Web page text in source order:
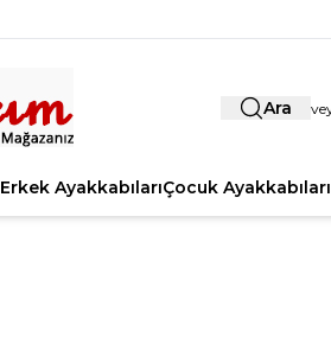
Ara
Erkek AyakkabılarıÇocuk Ayakkabıları